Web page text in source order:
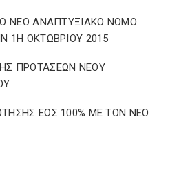
ΝΕΟ ΑΝΑΠΤΥΞΙΑΚΟ ΝΟΜΟ
1Η ΟΚΤΩΒΡΙΟΥ 2015
ΠΡΟΤΑΣΕΩΝ ΝΕΟΥ
ΕΩΣ 100% ΜΕ ΤΟΝ ΝΕΟ